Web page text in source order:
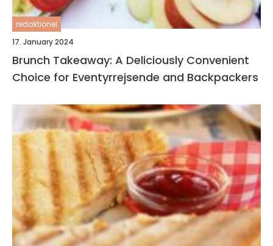
redaktionel
17. January 2024
Brunch Takeaway: A Deliciously Convenient
Choice for Eventyrrejsende and Backpackers